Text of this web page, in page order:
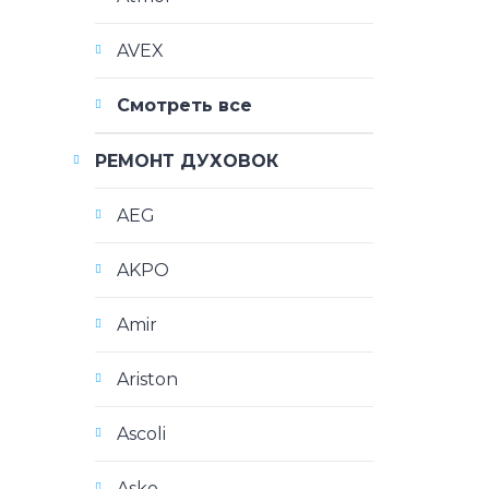
AVEX
Смотреть все
РЕМОНТ ДУХОВОК
AEG
AKPO
Amir
Ariston
Ascoli